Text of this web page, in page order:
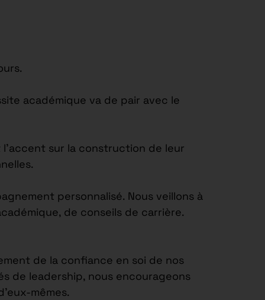
académique va de pair avec le
sur la construction de leur
personnalisé. Nous veillons à
de conseils de carrière.
de la confiance en soi de nos
de leadership, nous encourageons
mêmes.